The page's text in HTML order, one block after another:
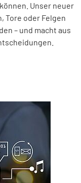
Unser neuer
Tore oder Felgen
– und macht aus